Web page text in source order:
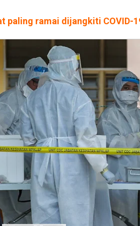
paling ramai dijangkiti COVID-